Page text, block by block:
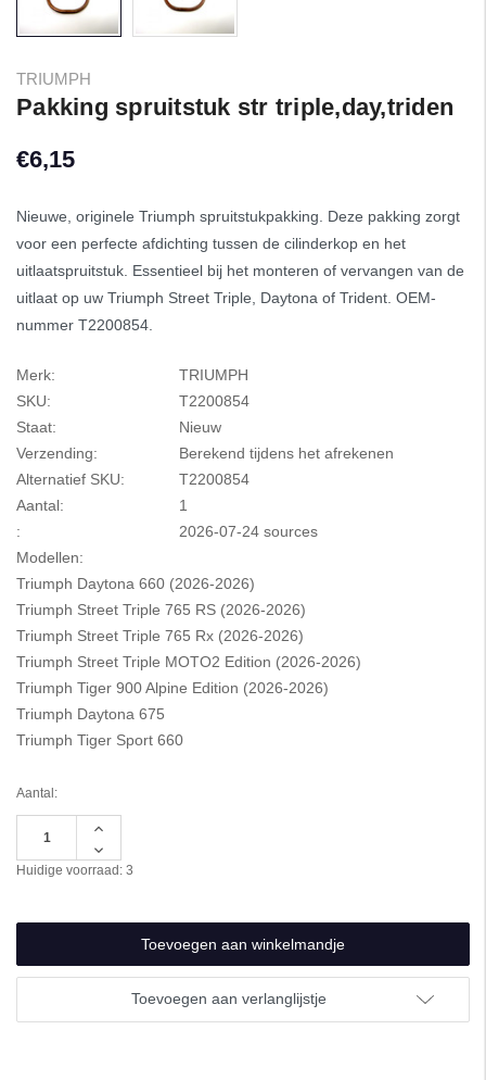
TRIUMPH
Pakking spruitstuk str triple,day,triden
€6,15
Nieuwe, originele Triumph spruitstukpakking. Deze pakking zorgt
voor een perfecte afdichting tussen de cilinderkop en het
uitlaatspruitstuk. Essentieel bij het monteren of vervangen van de
uitlaat op uw Triumph Street Triple, Daytona of Trident. OEM-
nummer T2200854.
Merk:
TRIUMPH
SKU:
T2200854
Staat:
Nieuw
Verzending:
Berekend tijdens het afrekenen
Alternatief SKU:
T2200854
Aantal:
1
:
2026-07-24 sources
Modellen:
Triumph Daytona 660 (2026-2026)
Triumph Street Triple 765 RS (2026-2026)
Triumph Street Triple 765 Rx (2026-2026)
Triumph Street Triple MOTO2 Edition (2026-2026)
Triumph Tiger 900 Alpine Edition (2026-2026)
Triumph Daytona 675
Triumph Tiger Sport 660
Aantal:
Hoeveelheid
van
undefined
Hoeveelheid
verlagen
van
Huidige voorraad: 3
Toevoegen aan verlanglijstje